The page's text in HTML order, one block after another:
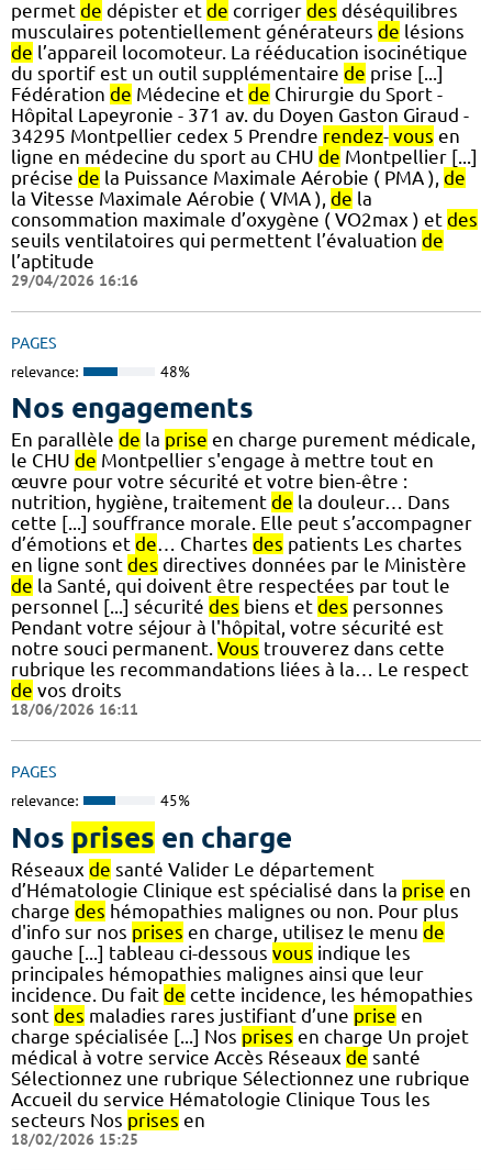
permet de dépister et de corriger des déséquilibres
musculaires potentiellement générateurs de lésions
de l’appareil locomoteur. La rééducation isocinétique
du sportif est un outil supplémentaire de prise [...]
Fédération de Médecine et de Chirurgie du Sport -
Hôpital Lapeyronie - 371 av. du Doyen Gaston Giraud -
34295 Montpellier cedex 5 Prendre rendez- vous en
ligne en médecine du sport au CHU de Montpellier [...]
précise de la Puissance Maximale Aérobie ( PMA ), de
la Vitesse Maximale Aérobie ( VMA ), de la
consommation maximale d’oxygène ( VO2max ) et des
seuils ventilatoires qui permettent l’évaluation de
l’aptitude
29/04/2026 16:16
PAGES
relevance: 48%
Nos engagements
En parallèle de la prise en charge purement médicale,
le CHU de Montpellier s'engage à mettre tout en
œuvre pour votre sécurité et votre bien-être :
nutrition, hygiène, traitement de la douleur… Dans
cette [...] souffrance morale. Elle peut s’accompagner
d’émotions et de… Chartes des patients Les chartes
en ligne sont des directives données par le Ministère
de la Santé, qui doivent être respectées par tout le
personnel [...] sécurité des biens et des personnes
Pendant votre séjour à l'hôpital, votre sécurité est
notre souci permanent. Vous trouverez dans cette
rubrique les recommandations liées à la… Le respect
de vos droits
18/06/2026 16:11
PAGES
relevance: 45%
Nos prises en charge
Réseaux de santé Valider Le département
d’Hématologie Clinique est spécialisé dans la prise en
charge des hémopathies malignes ou non. Pour plus
d'info sur nos prises en charge, utilisez le menu de
gauche [...] tableau ci-dessous vous indique les
principales hémopathies malignes ainsi que leur
incidence. Du fait de cette incidence, les hémopathies
sont des maladies rares justifiant d’une prise en
charge spécialisée [...] Nos prises en charge Un projet
médical à votre service Accès Réseaux de santé
Sélectionnez une rubrique Sélectionnez une rubrique
Accueil du service Hématologie Clinique Tous les
secteurs Nos prises en
18/02/2026 15:25